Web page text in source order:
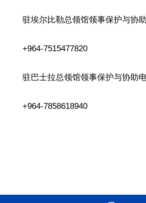
驻埃尔比勒总领馆领事保护与协
+964-7515477820
驻巴士拉总领馆领事保护与协助电
+964-7858618940